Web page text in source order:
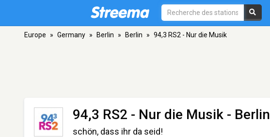
Europe » Germany » Berlin » Berlin » 94,3 RS2 - Nur die Musik
94,3 RS2 - Nur die Musik - Berlin
schön, dass ihr da seid!